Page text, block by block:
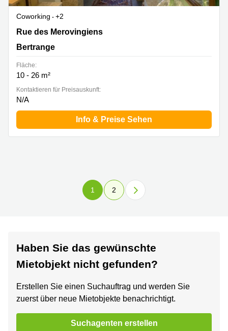
Coworking
+2
10A Rue des Mérovingiens, Bertrange
Rue des Merovingiens
Bertrange
Fläche:
10 - 26 m²
Kontaktieren für Preisauskunft:
N/A
Info & Preise Sehen
1 2
Haben Sie das gewünschte
Mietobjekt nicht gefunden?
Erstellen Sie einen Suchauftrag und werden Sie
zuerst über neue Mietobjekte benachrichtigt.
Suchagenten erstellen